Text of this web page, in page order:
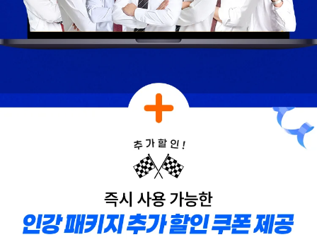
합격생 양*성님 합격생 이*원님
더 빨리 합격하지
합격생 김*훈님
해커스 여지훈
평가사님의 기출강의와
GS를 통해 넉넉한 실무
있었습니다.
합격생 김*인님